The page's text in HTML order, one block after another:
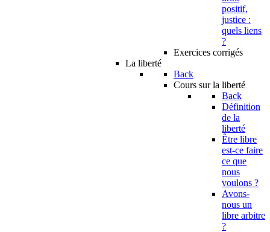
positif,
justice :
quels liens
?
Exercices corrigés
La liberté
Back
Cours sur la liberté
Back
Définition
de la
liberté
Être libre
est-ce faire
ce que
nous
voulons ?
Avons-
nous un
libre arbitre
?